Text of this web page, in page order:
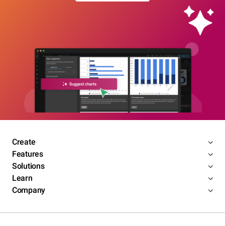
Create
Features
Solutions
Learn
Company